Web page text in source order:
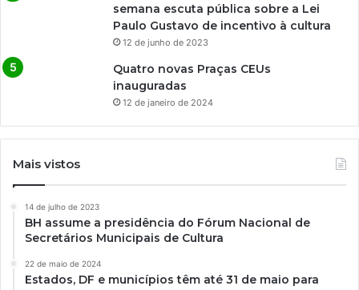
semana escuta pública sobre a Lei
Paulo Gustavo de incentivo à cultura
12 de junho de 2023
Quatro novas Praças CEUs
inauguradas
12 de janeiro de 2024
Mais vistos
14 de julho de 2023
BH assume a presidência do Fórum Nacional de
Secretários Municipais de Cultura
22 de maio de 2024
Estados, DF e municípios têm até 31 de maio para